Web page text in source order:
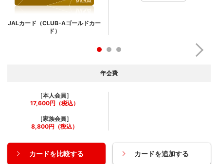
JALカード（CLUB-Aゴールドカー
ド）
［本人会員］
17,600円（税込）
［家族会員］
8,800円（税込）
年会費
カードを比較する カードを追加する